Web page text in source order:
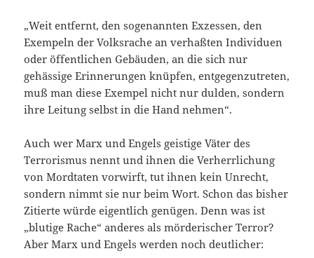
„Weit entfernt, den sogenannten Exzessen, den
Exempeln der Volksrache an verhaßten Individuen
oder öffentlichen Gebäuden, an die sich nur
gehässige Erinnerungen knüpfen, entgegenzutreten,
muß man diese Exempel nicht nur dulden, sondern
ihre Leitung selbst in die Hand nehmen“.
Auch wer Marx und Engels geistige Väter des
Terrorismus nennt und ihnen die Verherrlichung
von Mordtaten vorwirft, tut ihnen kein Unrecht,
sondern nimmt sie nur beim Wort. Schon das bisher
Zitierte würde eigentlich genügen. Denn was ist
„blutige Rache“ anderes als mörderischer Terror?
Aber Marx und Engels werden noch deutlicher: